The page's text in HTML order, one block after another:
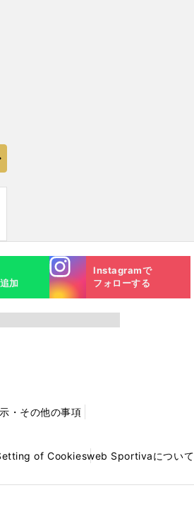
加
Instagra
m
Instagramで
フォローする
・その他の事項
of Cookiesweb Sportivaについて